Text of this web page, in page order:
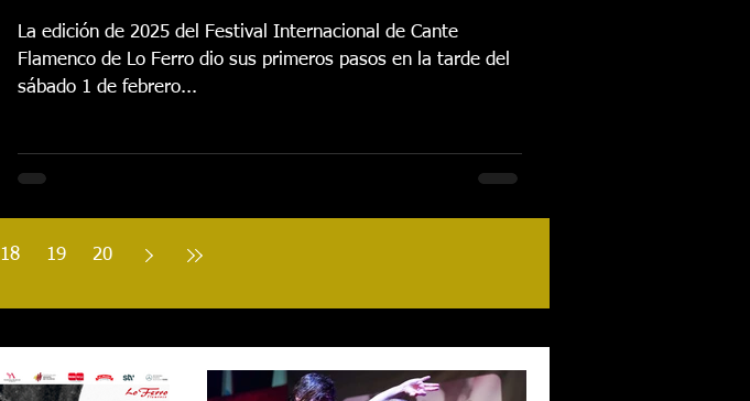
La edición de 2025 del Festival Internacional de Cante
Flamenco de Lo Ferro dio sus primeros pasos en la tarde del
sábado 1 de febrero...
18 19 20